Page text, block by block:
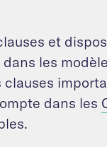
et
les
dans les